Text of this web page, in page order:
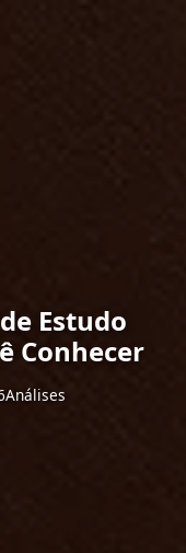
Estudo
Conhecer
Análises